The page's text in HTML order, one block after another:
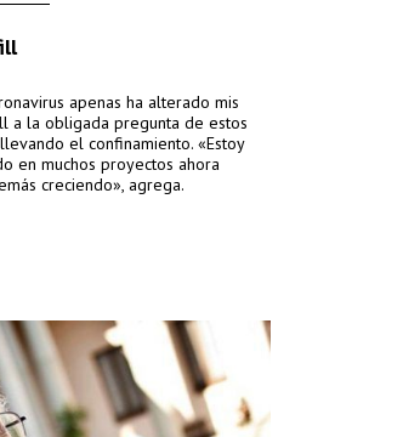
apenas ha alterado mis
a la obligada pregunta de estos
el confinamiento. «Estoy
en muchos proyectos ahora
creciendo», agrega.